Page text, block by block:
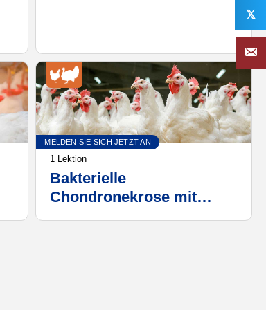
MELDEN SIE SICH JETZT AN
1 Lektion
Bakterielle
Chondronekrose mit
𝕏